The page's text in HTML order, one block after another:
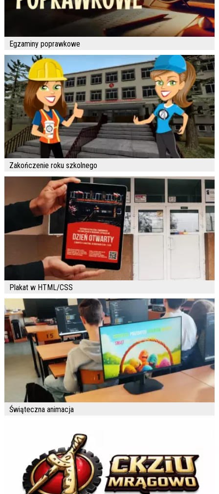
Egzaminy poprawkowe
Zakończenie roku szkolnego
Plakat w HTML/CSS
Świąteczna animacja